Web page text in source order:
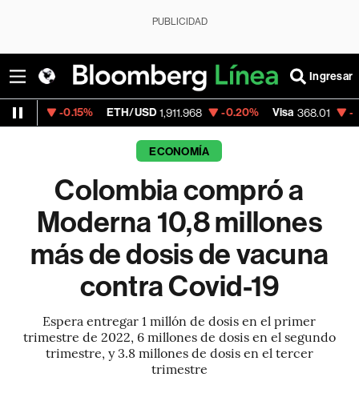
PUBLICIDAD
Ingresar
ETH/USD 1,911.968 -0.20% Visa 368.01 -0.14%
ECONOMÍA
Colombia compró a
Moderna 10,8 millones
más de dosis de vacuna
contra Covid-19
Espera entregar 1 millón de dosis en el primer
trimestre de 2022, 6 millones de dosis en el segundo
trimestre, y 3.8 millones de dosis en el tercer
trimestre